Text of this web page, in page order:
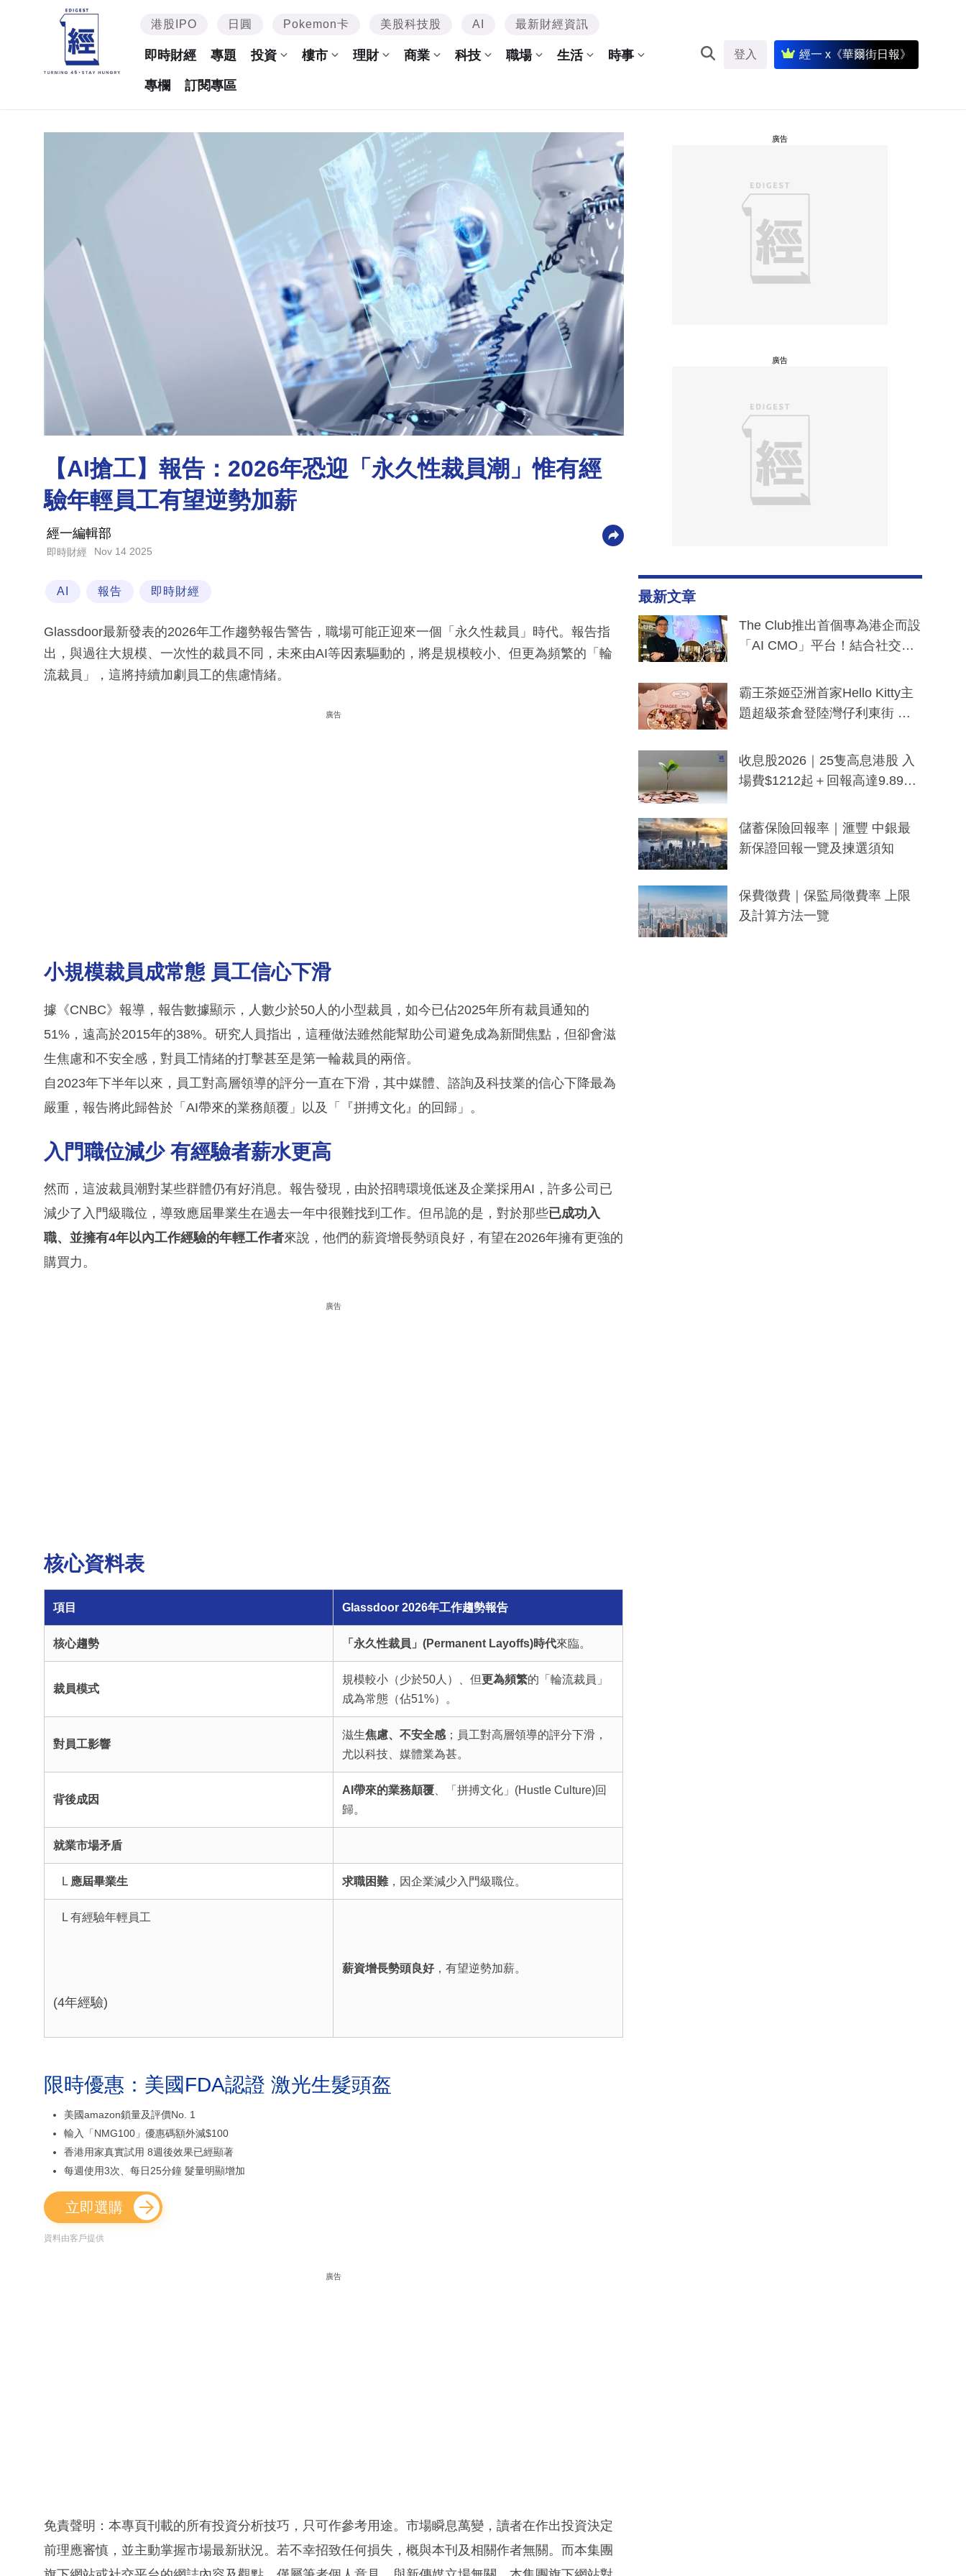
港股IPO 日圓 Pokemon卡 美股科技股 AI 最新財經資訊
即時財經 專題 投資 樓市 理財 商業 科技 職場 生活 時事
專欄 訂閱專區
登入 經一 x《華爾街日報》
【AI搶工】報告：2026年恐迎「永久性裁員潮」惟有經
驗年輕員工有望逆勢加薪
經一編輯部
即時財經 Nov 14 2025
AI 報告 即時財經
Glassdoor最新發表的2026年工作趨勢報告警告，職場可能正迎來一個「永久性裁員」時代。報告指
出，與過往大規模、一次性的裁員不同，未來由AI等因素驅動的，將是規模較小、但更為頻繁的「輪
流裁員」，這將持續加劇員工的焦慮情緒。
廣告
小規模裁員成常態 員工信心下滑
據《CNBC》報導，報告數據顯示，人數少於50人的小型裁員，如今已佔2025年所有裁員通知的
51%，遠高於2015年的38%。研究人員指出，這種做法雖然能幫助公司避免成為新聞焦點，但卻會滋
生焦慮和不安全感，對員工情緒的打擊甚至是第一輪裁員的兩倍。
自2023年下半年以來，員工對高層領導的評分一直在下滑，其中媒體、諮詢及科技業的信心下降最為
嚴重，報告將此歸咎於「AI帶來的業務顛覆」以及「『拼搏文化』的回歸」。
入門職位減少 有經驗者薪水更高
然而，這波裁員潮對某些群體仍有好消息。報告發現，由於招聘環境低迷及企業採用AI，許多公司已
減少了入門級職位，導致應屆畢業生在過去一年中很難找到工作。但吊詭的是，對於那些已成功入
職、並擁有4年以內工作經驗的年輕工作者來說，他們的薪資增長勢頭良好，有望在2026年擁有更強的
購買力。
廣告
核心資料表
項目 Glassdoor 2026年工作趨勢報告
核心趨勢 「永久性裁員」(Permanent Layoffs)時代來臨。
裁員模式
規模較小（少於50人）、但更為頻繁的「輪流裁員」
成為常態（佔51%）。
對員工影響
滋生焦慮、不安全感；員工對高層領導的評分下滑，
尤以科技、媒體業為甚。
背後成因
AI帶來的業務顛覆、「拼搏文化」(Hustle Culture)回
歸。
就業市場矛盾
L 應屆畢業生 求職困難，因企業減少入門級職位。
L 有經驗年輕員工
(4年經驗)
薪資增長勢頭良好，有望逆勢加薪。
限時優惠：美國FDA認證 激光生髮頭盔
美國amazon鎖量及評價No. 1
輸入「NMG100」優惠碼額外減$100
香港用家真實試用 8週後效果已經顯著
每週使用3次、每日25分鐘 髮量明顯增加
立即選購
資料由客戶提供
廣告
免責聲明：本專頁刊載的所有投資分析技巧，只可作參考用途。市場瞬息萬變，讀者在作出投資決定
前理應審慎，並主動掌握市場最新狀況。若不幸招致任何損失，概與本刊及相關作者無關。而本集團
廣告
廣告
最新文章
The Club推出首個專為港企而設
「AI CMO」平台！結合社交聆
分鐘生成「貼地」宣傳短片
霸王茶姬亞洲首家Hello Kitty主
題超級茶倉登陸灣仔利東街 推
y及香港限定特調系列
收息股2026｜25隻高息港股 入
場費$1212起＋回報高達9.89
儲蓄保險回報率｜滙豐 中銀最
新保證回報一覽及揀選須知
保費徵費｜保監局徵費率 上限
及計算方法一覽